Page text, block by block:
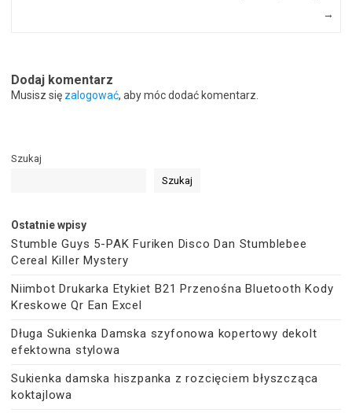
→
Dodaj komentarz
Musisz się zalogować, aby móc dodać komentarz.
Szukaj
Szukaj
Ostatnie wpisy
Stumble Guys 5-PAK Furiken Disco Dan Stumblebee
Cereal Killer Mystery
Niimbot Drukarka Etykiet B21 Przenośna Bluetooth Kody
Kreskowe Qr Ean Excel
Długa Sukienka Damska szyfonowa kopertowy dekolt
efektowna stylowa
Sukienka damska hiszpanka z rozcięciem błyszcząca
koktajlowa